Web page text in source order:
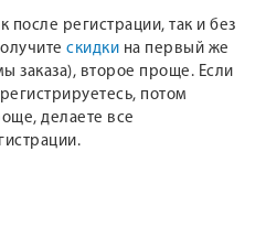
после регистрации, так и без
скидки на первый же
заказа), второе проще. Если
потом
делаете все